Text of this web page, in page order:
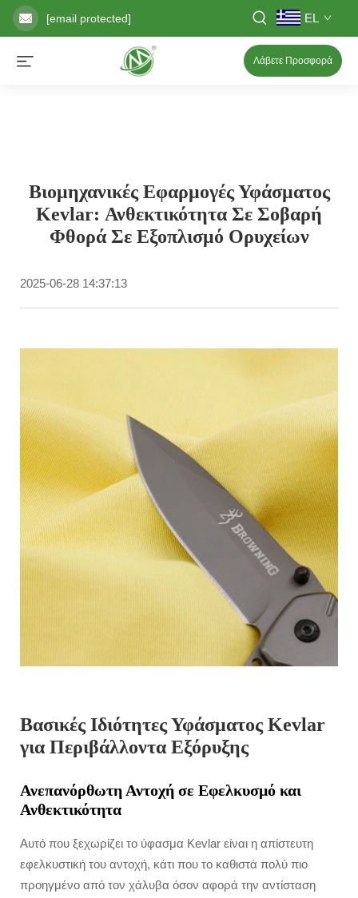
[email protected] EL
Λάβετε Προσφορά
Βιομηχανικές Εφαρμογές Υφάσματος
Kevlar: Ανθεκτικότητα Σε Σοβαρή
Φθορά Σε Εξοπλισμό Ορυχείων
2025-06-28 14:37:13
Βασικές Ιδιότητες Υφάσματος Kevlar
για Περιβάλλοντα Εξόρυξης
Ανεπανόρθωτη Αντοχή σε Εφελκυσμό και
Ανθεκτικότητα
Αυτό που ξεχωρίζει το ύφασμα Kevlar είναι η απίστευτη
εφελκυστική του αντοχή, κάτι που το καθιστά πολύ πιο
προηγμένο από τον χάλυβα όσον αφορά την αντίσταση